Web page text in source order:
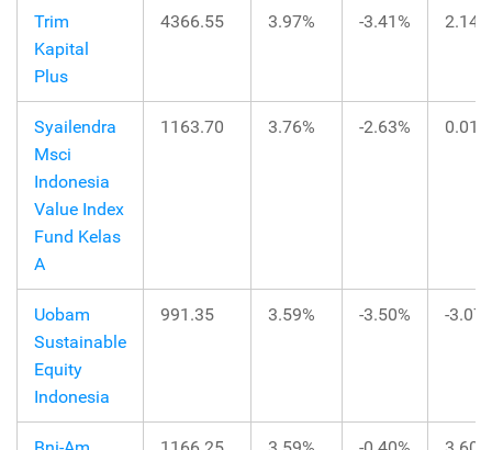
Trim
Kapital
Plus
4366.55 3.97% -3.41% 2.14%
Syailendra
Msci
Indonesia
Value Index
Fund Kelas
A
1163.70 3.76% -2.63% 0.01%
Uobam
Sustainable
Equity
Indonesia
991.35 3.59% -3.50% -